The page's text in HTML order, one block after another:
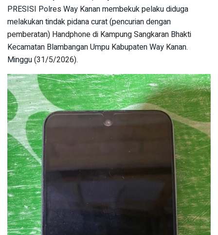
PRESISI Polres Way Kanan membekuk pelaku diduga
melakukan tindak pidana curat (pencurian dengan
pemberatan) Handphone di Kampung Sangkaran Bhakti
Kecamatan Blambangan Umpu Kabupaten Way Kanan.
Minggu (31/5/2026).